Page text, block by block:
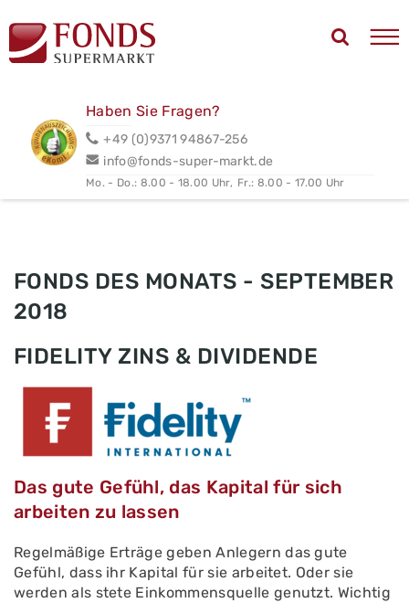
Haben Sie Fragen?
+49 (0)9371 94867-256
info@fonds-super-markt.de
Mo. - Do.: 8.00 - 18.00 Uhr, Fr.: 8.00 - 17.00 Uhr
FONDS DES MONATS - SEPTEMBER
2018
FIDELITY ZINS & DIVIDENDE
Das gute Gefühl, das Kapital für sich
arbeiten zu lassen
Regelmäßige Erträge geben Anlegern das gute
Gefühl, dass ihr Kapital für sie arbeitet. Oder sie
werden als stete Einkommensquelle genutzt. Wichtig